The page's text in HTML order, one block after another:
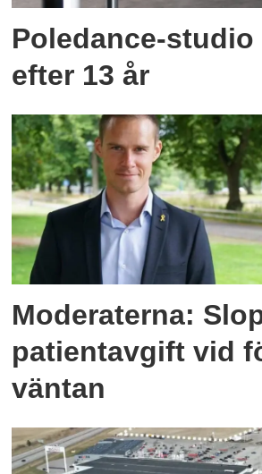
Poledance-
efter 13 år
Moderaterna:
patientavgift vid
väntan